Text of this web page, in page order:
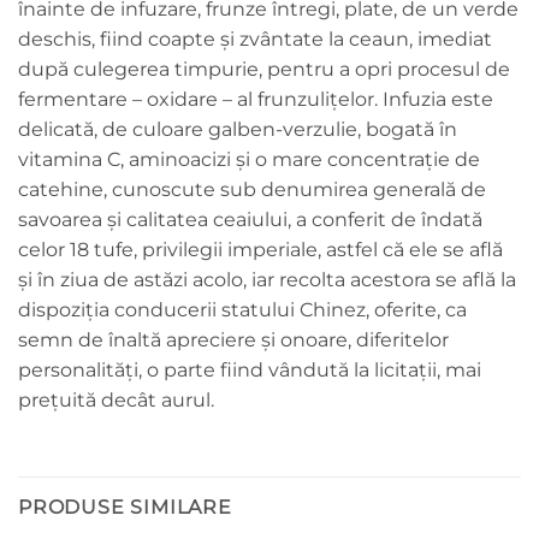
înainte de infuzare, frunze întregi, plate, de un verde
deschis, fiind coapte și zvântate la ceaun, imediat
după culegerea timpurie, pentru a opri procesul de
fermentare – oxidare – al frunzulițelor. Infuzia este
delicată, de culoare galben-verzulie, bogată în
vitamina C, aminoacizi și o mare concentrație de
catehine, cunoscute sub denumirea generală de
savoarea și calitatea ceaiului, a conferit de îndată
celor 18 tufe, privilegii imperiale, astfel că ele se află
și în ziua de astăzi acolo, iar recolta acestora se află la
dispoziția conducerii statului Chinez, oferite, ca
semn de înaltă apreciere și onoare, diferitelor
personalități, o parte fiind vândută la licitații, mai
prețuită decât aurul.
PRODUSE SIMILARE